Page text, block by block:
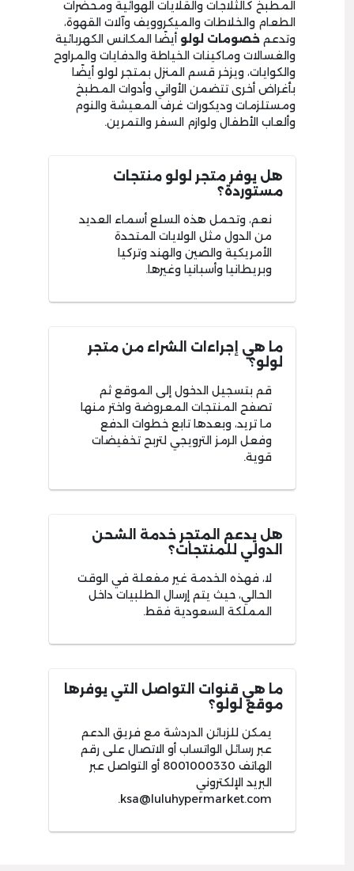
المطبخ كالثلاجات والقلايات الهوائية ومحضرات
الطعام والخلاطات والميكروويف وآلات القهوة،
وتدعم خصومات لولو أيضًا المكانس الكهربائية
والغسالات وماكينات الخياطة والدفايات والمراوح
والكوايات، ويزخر قسم المنزل بمتجر لولو أيضًا
بأغراض أخرى تتضمن الأواني وأدوات المطبخ
ومستلزمات وديكورات غرف المعيشة والنوم
وألعاب الأطفال ولوازم السفر والتمرين.
هل يوفر متجر لولو منتجات
مستوردة؟
نعم، وتحمل هذه السلع أسماء العديد
من الدول مثل الولايات المتحدة
الأمريكية والصين والهند وتركيا
وبريطانيا وأسبانيا وغيرها.
ما هي إجراءات الشراء من متجر
لولو؟
قم بتسجيل الدخول إلى الموقع ثم
تصفح المنتجات المعروضة واختر منها
ما تريد، وبعدها تابع خطوات الدفع
وفعل الرمز الترويجي لتربح تخفيضات
قوية.
هل يدعم المتجر خدمة الشحن
الدولي للمنتجات؟
لا، فهذه الخدمة غير مفعلة في الوقت
الحالي، حيث يتم إرسال الطلبيات داخل
المملكة السعودية فقط.
ما هي قنوات التواصل التي يوفرها
موقع لولو؟
يمكن للزبائن الدردشة مع فريق الدعم
عبر رسائل الواتساب أو الاتصال على رقم
الهاتف 8001000330 أو التواصل عبر
البريد الإلكتروني
ksa@luluhypermarket.com
.